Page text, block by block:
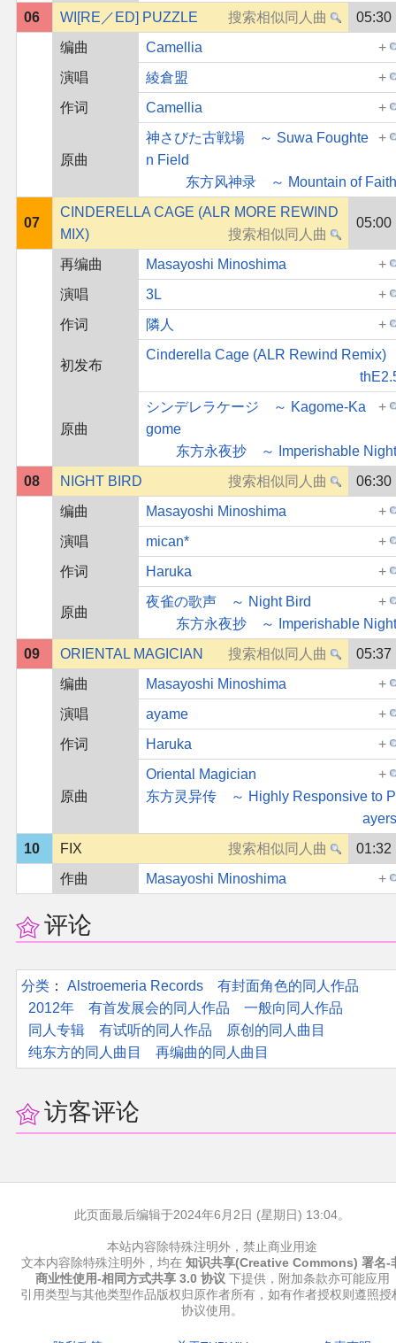
06
WI[RE／ED] PUZZLE
05:30
编曲
Camellia
演唱
綾倉盟
作词
Camellia
原曲
神さびた古戦場 ～ Suwa Foughte
n Field
东方风神录 ～ Mountain of
07
CINDERELLA CAGE (ALR MORE REWIND
MIX)
05:00
再编曲
Masayoshi Minoshima
演唱
3L
作词
隣人
初发布
Cinderella Cage (ALR Rewind Remix)
原曲
シンデレラケージ ～ Kagome-Ka
gome
东方永夜抄 ～ Imperishable
08
NIGHT BIRD
06:30
编曲
Masayoshi Minoshima
演唱
mican*
作词
Haruka
原曲
夜雀の歌声 ～ Night Bird
东方永夜抄 ～ Imperishable
09
ORIENTAL MAGICIAN
05:37
编曲
Masayoshi Minoshima
演唱
ayame
作词
Haruka
原曲
Oriental Magician
东方灵异传 ～ Highly Responsive to
10
FIX
01:32
作曲
Masayoshi Minoshima
评论
分类 ：​ Alstroemeria Records
有封面角色的同人作品
2012年
有首发展会的同人作品
一般向同人作品
同人专辑
有试听的同人作品
原创的同人曲目
纯东方的同人曲目
再编曲的同人曲目
访客评论
此页面最后编辑于2024年6月2日 (星期日) 13:04。
本站内容除特殊注明外，禁止商业用途
文本内容除特殊注明外，均在 知识共享(Creative Commons) 署名-
商业性使用-相同方式共享 3.0 协议 下提供，附加条款亦可能应用
引用类型与其他类型作品版权归原作者所有，如有作者授权则遵照授
协议使用。